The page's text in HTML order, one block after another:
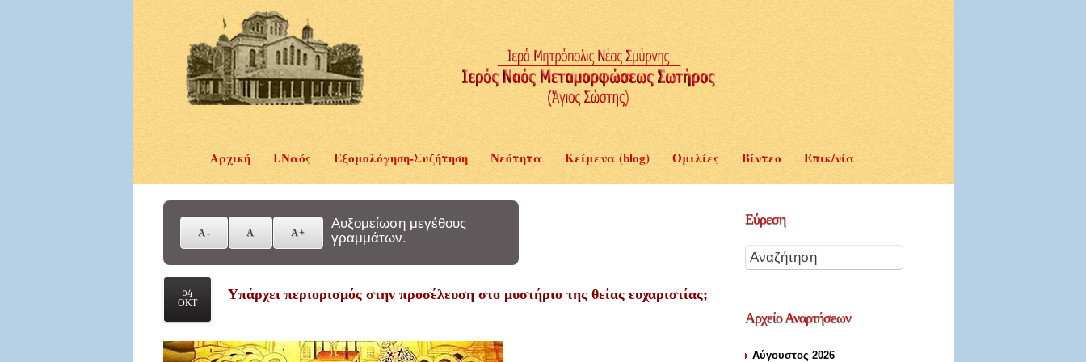
Αρχική Ι.Ναός Εξομολόγηση-Συζήτηση Νεότητα Κείμενα (blog) Ομιλίες Βίντεο Επικ/νία
Αυξομείωση μεγέθους
γραμμάτων.
04
ΟΚΤ
Υπάρχει περιορισμός στην προσέλευση στο μυστήριο της θείας ευχαριστίας;
Εύρεση
ΑρχείοΑναρτήσεων
Αύγουστος 2026